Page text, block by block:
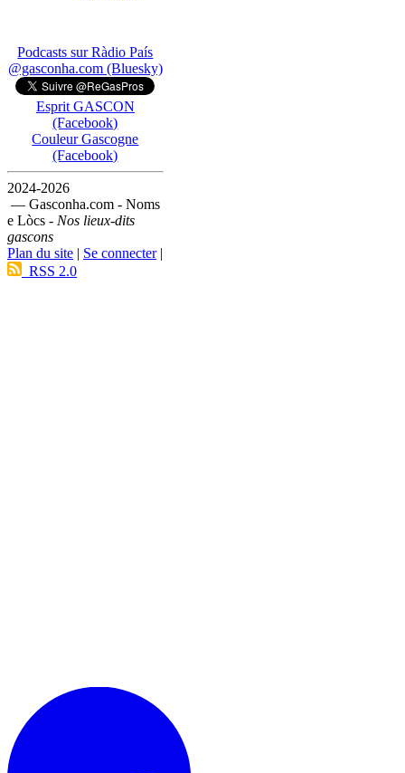
Podcasts sur Ràdio País
@gasconha.com (Bluesky)
Esprit GASCON
(Facebook)
Couleur Gascogne
(Facebook)
2024-2026
— Gasconha.com - Noms
e Lòcs - Nos lieux-dits
gascons
Plan du site | Se connecter|
RSS 2.0